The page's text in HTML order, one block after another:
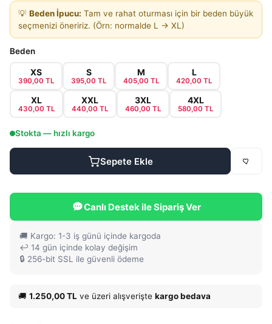
💡 Beden İpucu: Tam ve rahat oturması için bir beden büyük
seçmenizi öneririz. (Örn: normalde L → XL)
Beden
XS
390,00 TL
S
395,00 TL
M
405,00 TL
L
420,00 TL
XL
430,00 TL
XXL
440,00 TL
3XL
460,00 TL
4XL
580,00 TL
Stokta — hızlı kargo
Sepete Ekle
Canlı Destek ile Sipariş Ver
🚚 Kargo: 1-3 iş günü içinde kargoda
↩️ 14 gün içinde kolay değişim
🔒 256-bit SSL ile güvenli ödeme
🚚 1.250,00 TL ve üzeri alışverişte kargo bedava